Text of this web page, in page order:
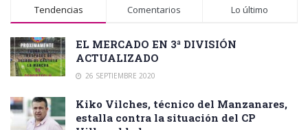
Tendencias Comentarios Lo último
EL MERCADO EN 3ª DIVISIÓN
ACTUALIZADO
26 SEPTIEMBRE 2020
Kiko Vilches, técnico del Manzanares,
estalla contra la situación del CP